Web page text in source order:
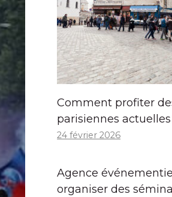
Comment profiter
parisiennes actuelles
24 février 2026
Agence
organiser des